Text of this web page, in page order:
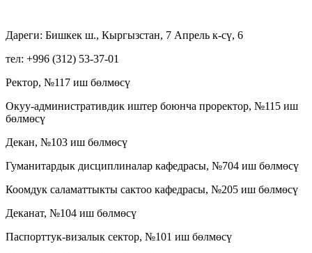
Дареги: Бишкек ш., Кыргызстан, 7 Апрель к-сү, 6
тел: +996 (312) 53-37-01
Ректор, №117 иш бөлмөсү
Окуу-административдик иштер боюнча проректор, №115 иш
бөлмөсү
Декан, №103 иш бөлмөсү
Гуманитардык дисциплиналар кафедрасы, №704 иш бөлмөсү
Коомдук саламаттыкты сактоо кафедрасы, №205 иш бөлмөсү
Деканат, №104 иш бөлмөсү
Паспорттук-визалык сектор, №101 иш бөлмөсү